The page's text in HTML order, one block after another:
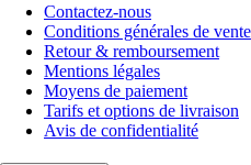
Contactez-nous
Conditions générales de vente
Retour & remboursement
Mentions légales
Moyens de paiement
Tarifs et options de livraison
Avis de confidentialité